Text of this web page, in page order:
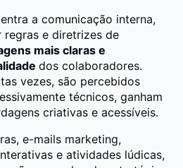
a comunicação interna,
e diretrizes de
mais claras e
dos colaboradores.
vezes, são percebidos
técnicos, ganham
criativas e acessíveis.
e-mails marketing,
e atividades lúdicas,